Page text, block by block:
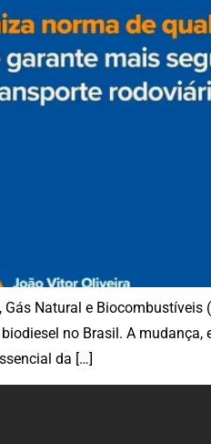
Natural e
no Brasil. A
da […]